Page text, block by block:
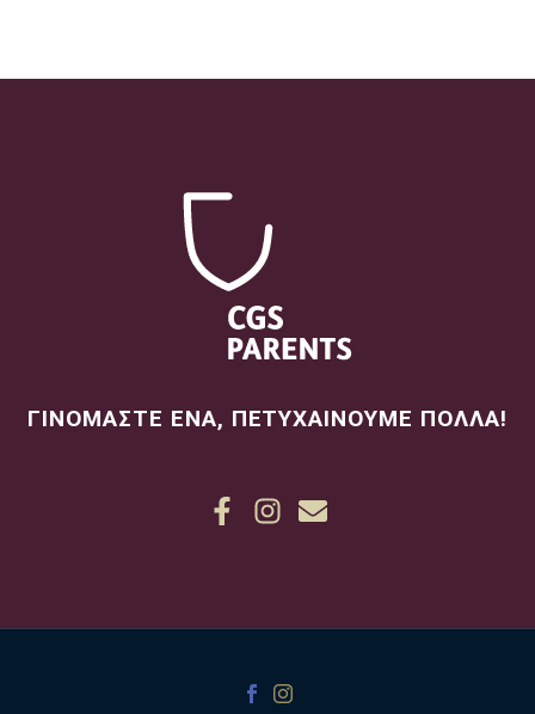
ΓΙΝΟΜΑΣΤΕ ΕΝΑ, ΠΕΤΥΧΑΙΝΟΥΜΕ ΠΟΛΛΑ!